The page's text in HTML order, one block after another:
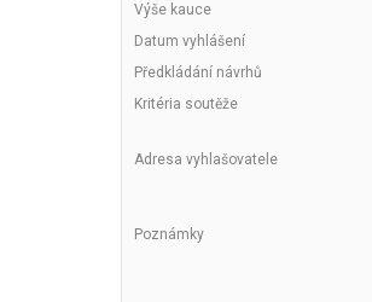
Výše kauce
Datum vyhlášení
Předkládání návrhů
Kritéria soutěže
Adresa vyhlašovatele
Poznámky